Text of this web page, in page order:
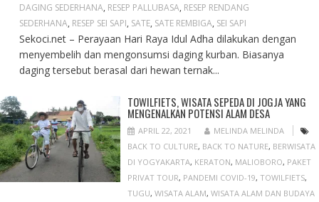
DAGING SEDERHANA, RESEP PALLUBASA, RESEP RENDANG
SEDERHANA, RESEP SEI SAPI, SATE, SATE REMBIGA, SEI SAPI
Sekoci.net – Perayaan Hari Raya Idul Adha dilakukan dengan
menyembelih dan mengonsumsi daging kurban. Biasanya
daging tersebut berasal dari hewan ternak...
TOWILFIETS, WISATA SEPEDA DI JOGJA YANG
MENGENALKAN POTENSI ALAM DESA
APRIL 22, 2021
MELINDA MELINDA
BACK TO CULTURE, BACK TO NATURE, BERWISATA
DI YOGYAKARTA, KERATON, MALIOBORO, PAKET
PRIVAT TOUR, PANDEMI COVID-19,TOWILFIETS,
TUGU,WISATA ALAM,WISATA ALAM DAN BUDAYA